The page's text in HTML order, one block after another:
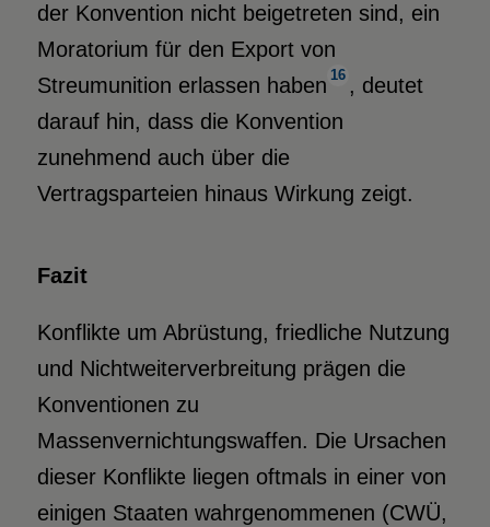
der Konvention nicht beigetreten sind, ein
Moratorium für den Export von
Streumunition erlassen haben 16 , deutet
darauf hin, dass die Konvention
zunehmend auch über die
Vertragsparteien hinaus Wirkung zeigt.
Fazit
Konflikte um Abrüstung, friedliche Nutzung
und Nichtweiterverbreitung prägen die
Konventionen zu
Massenvernichtungswaffen. Die Ursachen
dieser Konflikte liegen oftmals in einer von
einigen Staaten wahrgenommenen (CWÜ,